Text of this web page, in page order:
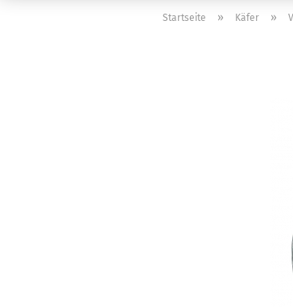
Startseite » Käfer »